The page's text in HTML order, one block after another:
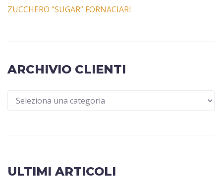
ZUCCHERO “SUGAR” FORNACIARI
ARCHIVIO CLIENTI
ULTIMI ARTICOLI